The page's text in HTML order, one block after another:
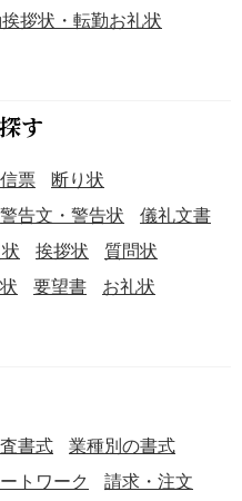
拶状・転勤お礼状
す
票
断り状
警告文・警告状
儀礼文書
挨拶状
質問状
要望書
お礼状
書式
業種別の書式
トワーク
請求・注文